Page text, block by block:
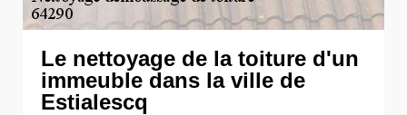
Le nettoyage de la toiture d'un
immeuble dans la ville de
Estialescq